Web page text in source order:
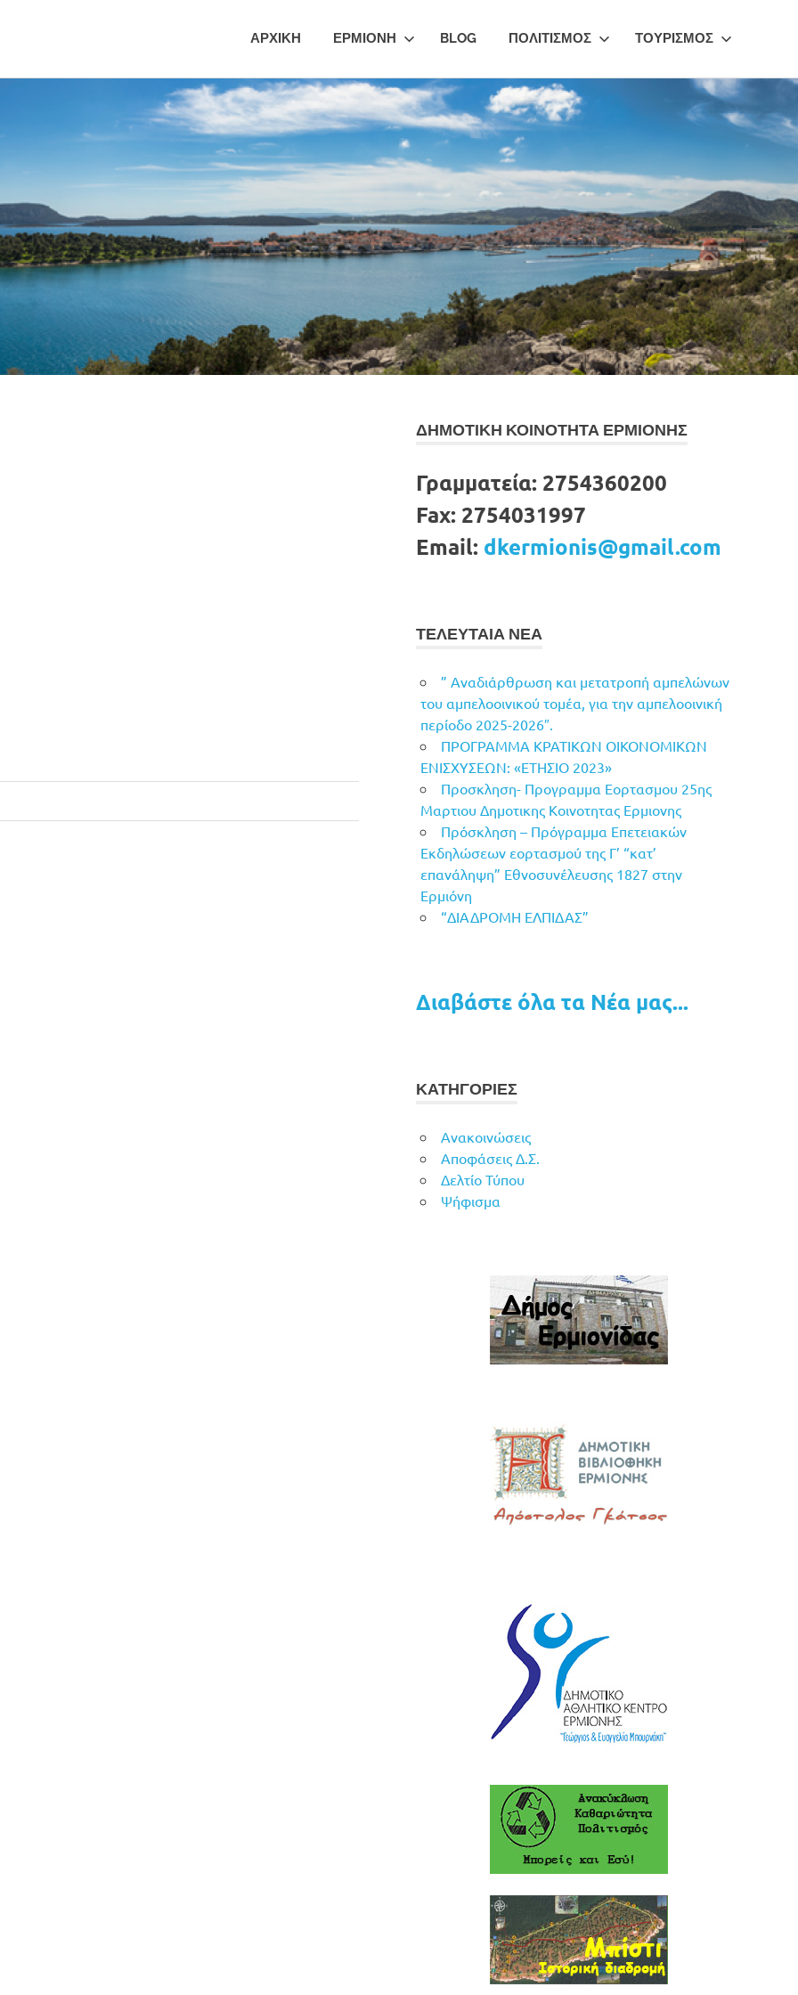
ΑΡΧΙΚΗ ΕΡΜΙΟΝΗ BLOG ΠΟΛΙΤΙΣΜΟΣ ΤΟΥΡΙΣΜΟΣ
ΔΗΜΟΤΙΚΗ ΚΟΙΝΟΤΗΤΑ ΕΡΜΙΟΝΗΣ
Γραμματεία: 2754360200
Fax: 2754031997
Email: dkermionis@gmail.com
ΤΕΛΕΥΤΑΙΑ ΝΕΑ
” Αναδιάρθρωση και μετατροπή αμπελώνων
του αμπελοοινικού τομέα, για την αμπελοοινική
περίοδο 2025-2026″.
ΠΡΟΓΡΑΜΜΑ ΚΡΑΤΙΚΩΝ ΟΙΚΟΝΟΜΙΚΩΝ
ΕΝΙΣΧΥΣΕΩΝ: «ΕΤΗΣΙΟ 2023»
Προσκληση- Προγραμμα Εορτασμου 25ης
Μαρτιου Δημοτικης Κοινοτητας Ερμιονης
Πρόσκληση – Πρόγραμμα Επετειακών
Εκδηλώσεων εορτασμού της Γ’ “κατ’
επανάληψη” Εθνοσυνέλευσης 1827 στην
Ερμιόνη
“ΔΙΑΔΡΟΜΗ ΕΛΠΙΔΑΣ”
Διαβάστε όλα τα Νέα μας...
ΚΑΤΗΓΟΡΙΕΣ
Ανακοινώσεις
Αποφάσεις Δ.Σ.
Δελτίο Τύπου
Ψήφισμα